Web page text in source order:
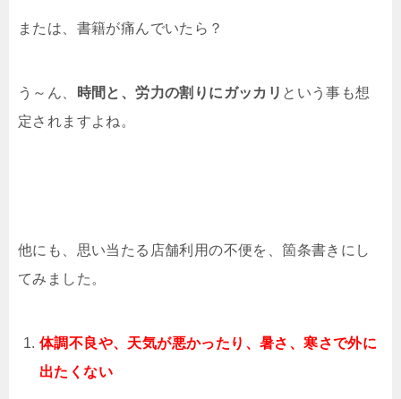
または、書籍が痛んでいたら？
う～ん、 時間と、労力の割りにガッカリ という事も想
定されますよね。
他にも、思い当たる店舗利用の不便を、箇条書きにし
てみました。
体調不良や、天気が悪かったり、暑さ、寒さで外に
出たくない